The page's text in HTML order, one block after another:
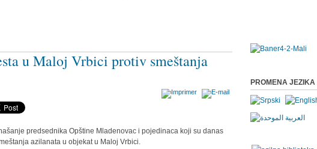
u Maloj Vrbici protiv smeštanja
predsednika Opštine Mladenovac i pojedinaca koji su danas
azilanata u objekat u Maloj Vrbici.
PROMENA JEZIKA